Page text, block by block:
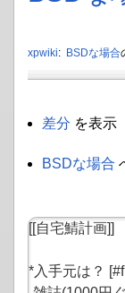
xpwiki: BSDな場合
差分 を表示
BSDな場合